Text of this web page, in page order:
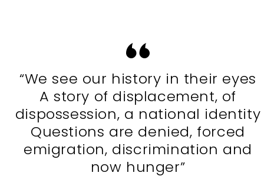
“We see our history in their eyes
A story of displacement, of
dispossession, a national identity
Questions are denied, forced
emigration, discrimination and
now hunger”